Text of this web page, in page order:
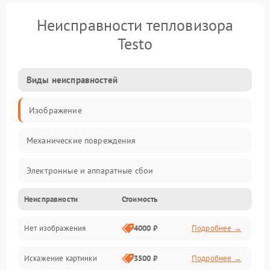
Неисправности тепловизора
Testo
Виды неисправностей
Изображение
Механические повреждения
Электронные и аппаратные сбои
Неисправности сенсора и оптики
Программные ошибки
Электропитание
Неисправности Стоимость
Нет изображения 4000 ₽ Подробнее →
Искажение картинки 3500 ₽ Подробнее →